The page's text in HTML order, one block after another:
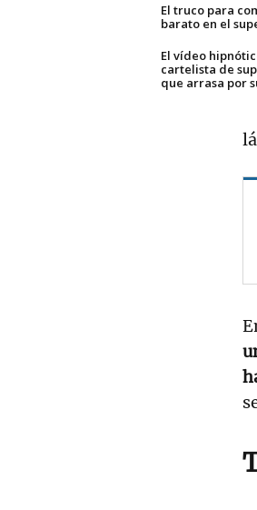
El truco para
barato en el
El vídeo
cartelista de
que arrasa por